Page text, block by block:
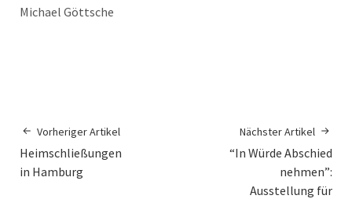
Michael Göttsche
Vorheriger Artikel
Heimschließungen
in Hamburg
Nächster Artikel
“In Würde Abschied
nehmen”:
Ausstellung für